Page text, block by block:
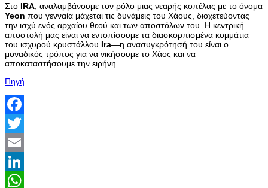
Στο IRA , αναλαμβάνουμε τον ρόλο μιας νεαρής κοπέλας με το όνομα
Yeon που γενναία μάχεται τις δυνάμεις του Χάους, διοχετεύοντας
την ισχύ ενός αρχαίου θεού και των αποστόλων του. Η κεντρική
αποστολή μας είναι να εντοπίσουμε τα διασκορπισμένα κομμάτια
του ισχυρού κρυστάλλου Ira—η ανασυγκρότησή του είναι ο
μοναδικός τρόπος για να νικήσουμε το Χάος και να
αποκαταστήσουμε την ειρήνη.
Πηγή
Facebook
Twitter
Email
LinkedIn